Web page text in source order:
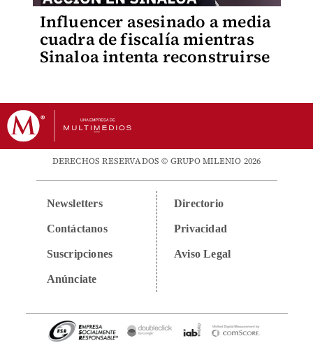
Influencer asesinado a media
cuadra de fiscalía mientras
Sinaloa intenta reconstruirse
DERECHOS RESERVADOS © GRUPO MILENIO 2026
Newsletters
Contáctanos
Suscripciones
Anúnciate
Directorio
Privacidad
Aviso Legal